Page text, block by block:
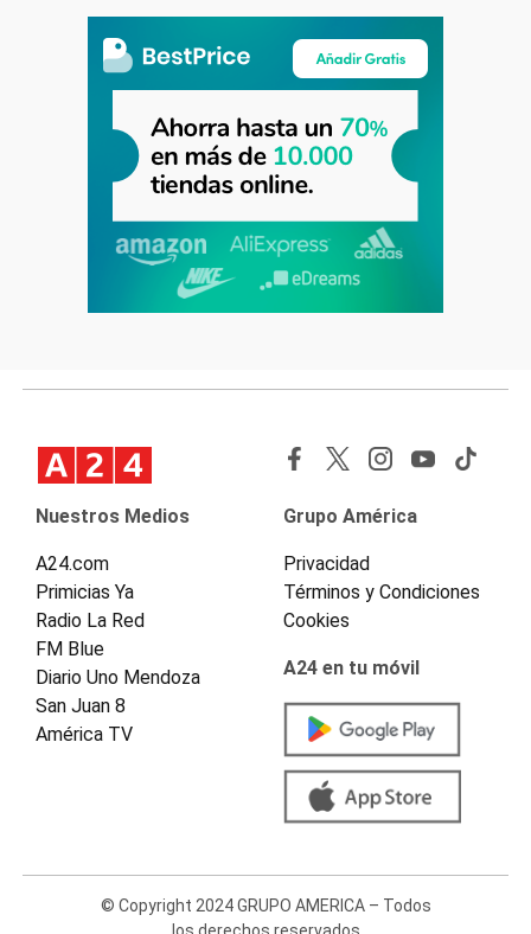
Nuestros Medios
A24.com
Primicias Ya
Radio La Red
FM Blue
Diario Uno Mendoza
San Juan 8
América TV
Grupo América
Privacidad
Términos y Condiciones
Cookies
A24 en tu móvil
© Copyright 2024 GRUPO AMERICA – Todos